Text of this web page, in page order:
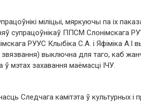
міліцыі, мяркуючы па іх
супрацоўнікаў ППСМ Слонімскага
РУУС Клыбіка С.А. і Яфіміка А.І
звязвання) выключна для таго, каб
мэтах захавання маёмасці ІЧУ.
Следчага камітэта ў культурных і